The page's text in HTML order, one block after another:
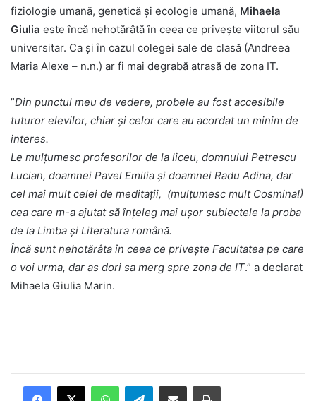
fiziologie umană, genetică și ecologie umană, Mihaela
Giulia este încă nehotărâtă în ceea ce privește viitorul său
universitar. Ca și în cazul colegei sale de clasă (Andreea
Maria Alexe – n.n.) ar fi mai degrabă atrasă de zona IT.
”Din punctul meu de vedere, probele au fost accesibile
tuturor elevilor, chiar și celor care au acordat un minim de
interes.
Le mulțumesc profesorilor de la liceu, domnului Petrescu
Lucian, doamnei Pavel Emilia și doamnei Radu Adina, dar
cel mai mult celei de meditații, (mulțumesc mult Cosmina!)
cea care m-a ajutat să înțeleg mai ușor subiectele la proba
de la Limba și Literatura română.
Încă sunt nehotărâta în ceea ce privește Facultatea pe care
o voi urma, dar as dori sa merg spre zona de IT.” a declarat
Mihaela Giulia Marin.
Telegram